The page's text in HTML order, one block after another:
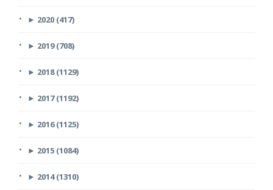
► 2020 (417)
► 2019 (708)
► 2018 (1129)
► 2017 (1192)
► 2016 (1125)
► 2015 (1084)
► 2014 (1310)